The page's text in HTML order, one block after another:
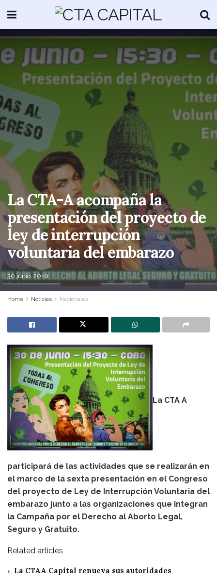
La CTA-A acompaña la
presentación del proyecto de
ley de interrupción
voluntaria del embarazo
30 junio, 2016
Home Noticias Nacionales
La CTA A
participará de las actividades que se realizarán en
el marco de la sexta presentación en el Congreso
del proyecto de Ley de Interrupción Voluntaria del
embarazo junto a las organizaciones que integran
la Campaña por el Derecho al Aborto Legal,
Seguro y Gratuito.
Related articles
La CTAA Capital renueva sus autoridades